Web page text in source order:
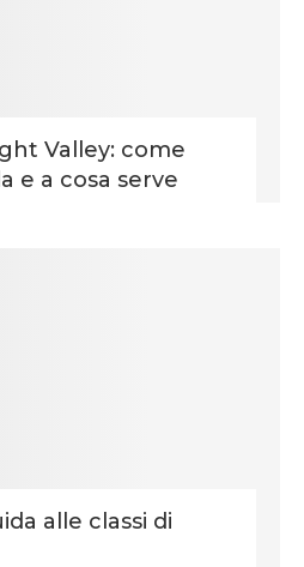
Valley: come
e a cosa serve
alle classi di